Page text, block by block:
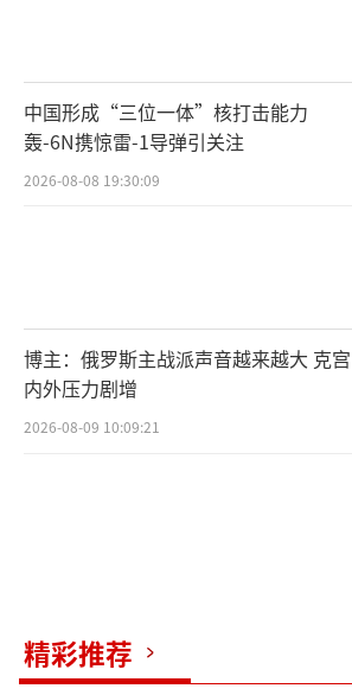
中国形成“三位一体”核打击能力
轰-6N携惊雷-1导弹引关注
2026-08-08 19:30:09
博主：俄罗斯主战派声音越来越大 克宫
内外压力剧增
2026-08-09 10:09:21
精彩推荐